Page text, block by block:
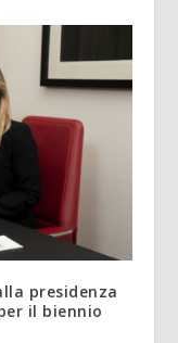
presidenza
il biennio